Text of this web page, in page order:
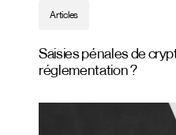
Articles
Saisies pénales de
réglementation ?